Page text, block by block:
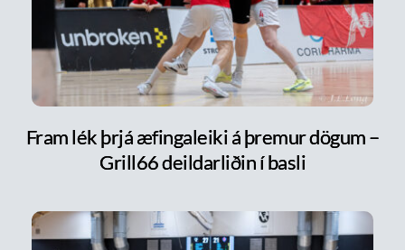
Fram lék þrjá æfingaleiki á þremur dögum –
Grill66 deildarliðin í basli